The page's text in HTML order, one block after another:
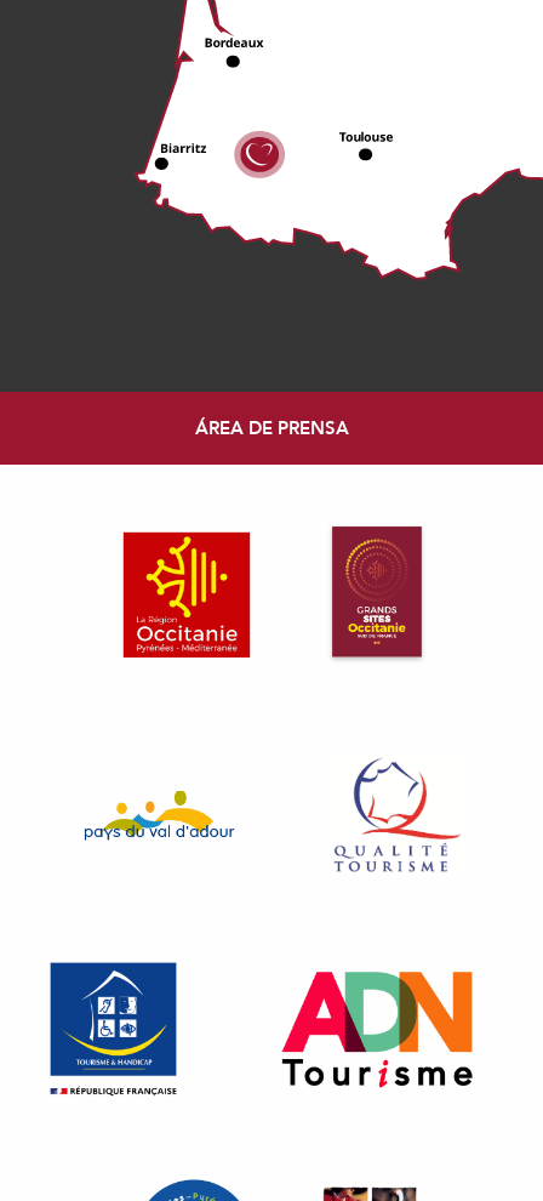
ÁREA DE PRENSA